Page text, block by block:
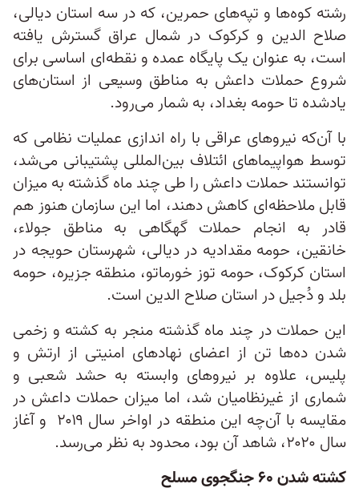
رشته کوه‌ها و تپه‌های حمرین، که در سه استان دیالی،
صلاح الدین و کرکوک در شمال عراق گسترش یافته
است، به عنوان یک پایگاه عمده و نقطه‌ای اساسی برای
شروع حملات داعش به مناطق وسیعی از استان‌های
یادشده تا حومه بغداد، به شمار می‌رود.
با آن‌که نیروهای عراقی با راه اندازی عملیات نظامی که
توسط هواپیماهای ائتلاف بین‌المللی پشتیبانی می‌شد،
توانستند حملات داعش را طی چند ماه گذشته به میزان
قابل ملاحظه‌ای کاهش دهند، اما این سازمان هنوز هم
قادر به انجام حملات گهگاهی به مناطق جولاء،
خانقین، حومه مقدادیه در دیالی، شهرستان حویجه در
استان کرکوک، حومه توز خورماتو، منطقه جزیره، حومه
بلد و دُجیل در استان صلاح الدین است.
این حملات در چند ماه گذشته منجر به کشته و زخمی
شدن ده‌ها تن از اعضای نهادهای امنیتی از ارتش و
پلیس، علاوه بر نیروهای وابسته به حشد شعبی و
شماری از غیرنظامیان شد، اما میزان حملات داعش در
مقایسه با آن‌چه این منطقه در اواخر سال ۲۰۱۹ و آغاز
سال ۲۰۲۰، شاهد آن بود، محدود به نظر می‌رسد.
کشته شدن ۶۰ جنگجوی مسلح